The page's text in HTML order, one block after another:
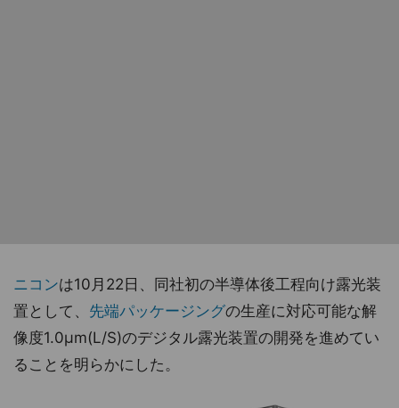
ニコンは10月22日、同社初の半導体後工程向け露光装
置として、 先端パッケージングの生産に対応可能な解
像度1.0μm(L/S)のデジタル露光装置の開発を進めてい
ることを明らかにした。